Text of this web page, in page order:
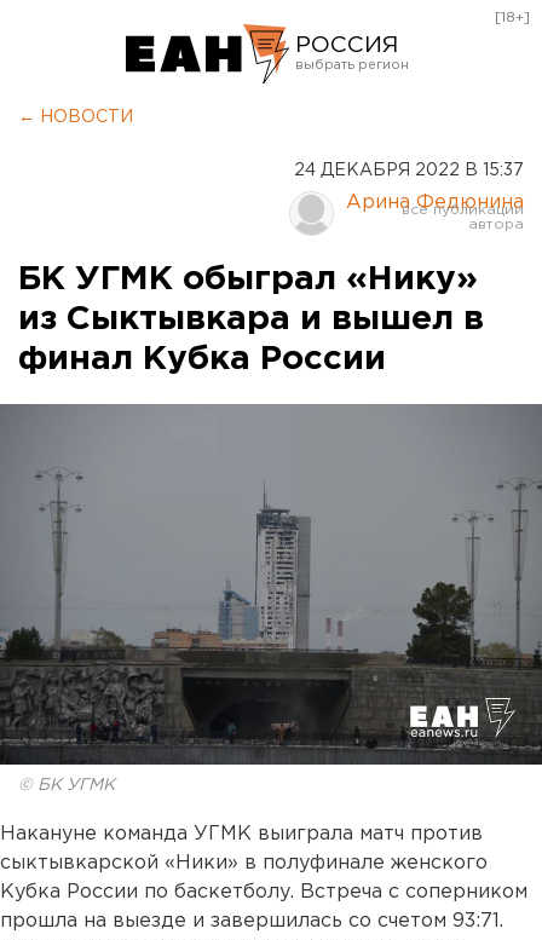
РОССИЯ
Курган
Оренбург
[18+]
← НОВОСТИ
24 ДЕКАБРЯ 2022 В 15:37
Арина Федюнина
БК УГМК обыграл «Нику»
из Сыктывкара и вышел в
финал Кубка России
© БК УГМК
Накануне команда УГМК выиграла матч против
сыктывкарской «Ники» в полуфинале женского
Кубка России по баскетболу. Встреча с соперником
прошла на выезде и завершилась со счетом 93:71.